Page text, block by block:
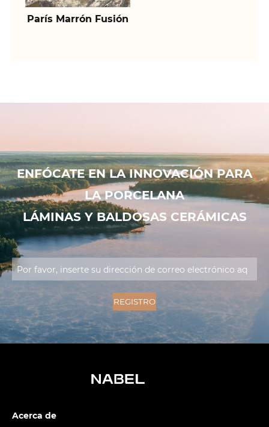
París Marrón Fusión
ENFÓCATE EN LA INNOVACIÓN PARA
LA PORCELANA
LÁMINAS Y BALDOSAS CERÁMICAS
Acerca de